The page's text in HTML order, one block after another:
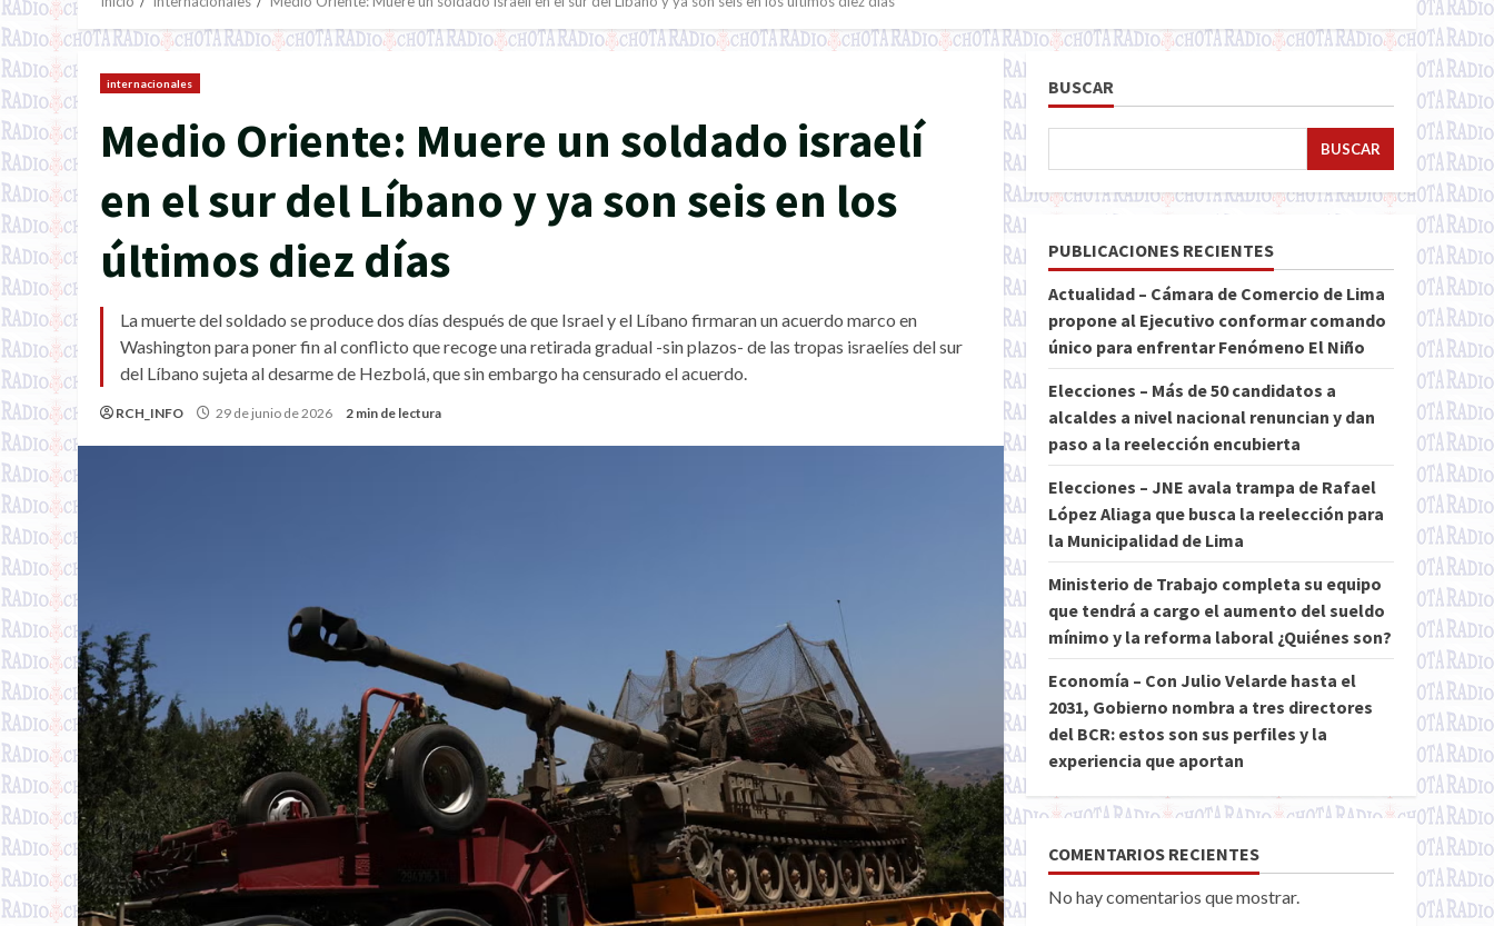
internacionales
Medio Oriente: Muere un soldado israelí
en el sur del Líbano y ya son seis en los
últimos diez días
La muerte del soldado se produce dos días después de que Israel y el Líbano firmaran un acuerdo marco en
Washington para poner fin al conflicto que recoge una retirada gradual -sin plazos- de las tropas israelíes del sur
del Líbano sujeta al desarme de Hezbolá, que sin embargo ha censurado el acuerdo.
RCH_INFO 29 de junio de 2026 2 min de lectura
BUSCAR
BUSCAR
PUBLICACIONES RECIENTES
Actualidad – Cámara de Comercio de Lima
propone al Ejecutivo conformar comando
único para enfrentar Fenómeno El Niño
Elecciones – Más de 50 candidatos a
alcaldes a nivel nacional renuncian y dan
paso a la reelección encubierta
Elecciones – JNE avala trampa de Rafael
López Aliaga que busca la reelección para
la Municipalidad de Lima
Ministerio de Trabajo completa su equipo
que tendrá a cargo el aumento del sueldo
mínimo y la reforma laboral ¿Quiénes son?
Economía – Con Julio Velarde hasta el
2031, Gobierno nombra a tres directores
del BCR: estos son sus perfiles y la
experiencia que aportan
COMENTARIOS RECIENTES
No hay comentarios que mostrar.